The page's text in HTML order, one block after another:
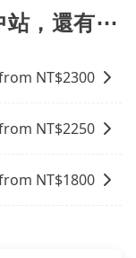
站，還有⋯
NT$2300
NT$2250
NT$1800